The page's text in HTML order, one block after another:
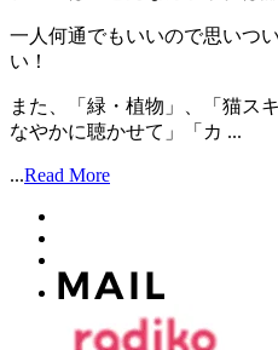
一人何通でもいいので思いつ
い！
また、「緑・植物」、「猫ス
なやかに聴かせて」「カ ...
...Read More